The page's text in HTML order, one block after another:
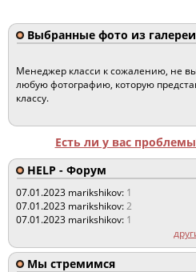
Выбранные фото из
Менеджер класси к сожалению, не
любую фотографию, которую
классу.
Есть ли у вас
HELP - Форум
07.01.2023 marikshikov: 1
07.01.2023 marikshikov:2
07.01.2023 marikshikov: 1
Мы стремимся